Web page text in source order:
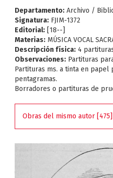
Departamento: Archivo /
Signatura: FJIM-1372
Editorial: [18--]
Materias: MÚSICA VOCAL
Descripción física: 4
Observaciones: Partituras
Partituras ms. a tinta en papel
pentagramas.
Borradores o partituras de
Obras del mismo autor [475]